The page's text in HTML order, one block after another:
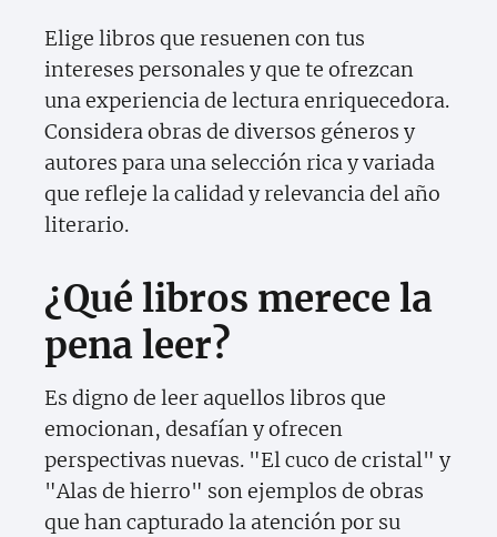
Elige libros que resuenen con tus
intereses personales y que te ofrezcan
una experiencia de lectura enriquecedora.
Considera obras de diversos géneros y
autores para una selección rica y variada
que refleje la calidad y relevancia del año
literario.
¿Qué libros merece la
pena leer?
Es digno de leer aquellos libros que
emocionan, desafían y ofrecen
perspectivas nuevas. "El cuco de cristal" y
"Alas de hierro" son ejemplos de obras
que han capturado la atención por su